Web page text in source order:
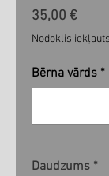
35,00 €Cena
Nodoklis iekļauts
Bērna vārds *
Daudzums *